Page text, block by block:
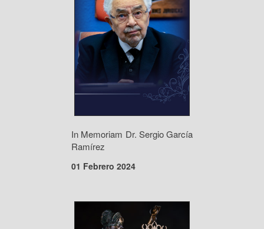
In Memoriam Dr. Sergio García
Ramírez
01 Febrero 2024